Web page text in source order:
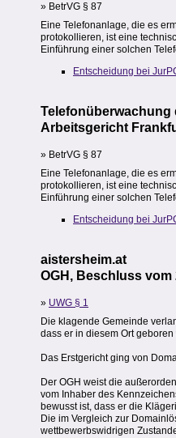
» BetrVG § 87
Eine Telefonanlage, die es
protokollieren, ist eine
Einführung einer solchen
Entscheidung bei
Arbeitsgericht
» BetrVG § 87
Eine Telefonanlage, die es
protokollieren, ist eine
Einführung einer solchen
Entscheidung bei
aistersheim.at
OGH, Beschluss vom
» UWG § 1
Die klagende Gemeinde
dass er in diesem Ort geboren
Das Erstgericht ging von
Der OGH weist die
vom Inhaber des
bewusst ist, dass er die
Die im Vergleich zur
wettbewerbswidrigen